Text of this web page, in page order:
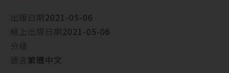
出版日期2021-05-06
線上出版日期2021-05-06
分級
語言繁體中文